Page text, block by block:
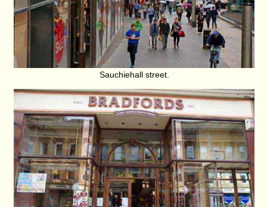
Sauchiehall street.